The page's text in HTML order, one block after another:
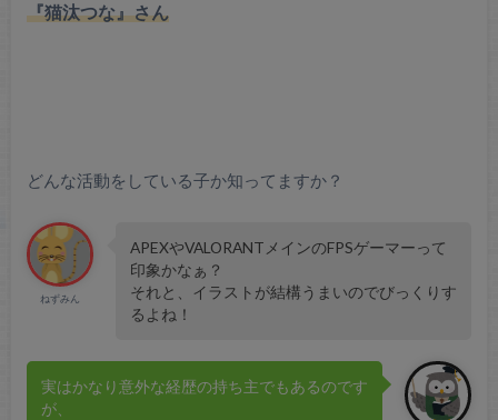
『猫汰つな』さん
どんな活動をしている子か知ってますか？
ねずみん
APEXやVALORANTメインのFPSゲーマーって
印象かなぁ？
それと、イラストが結構うまいのでびっくりす
るよね！
実はかなり意外な経歴の持ち主でもあるのです
が、